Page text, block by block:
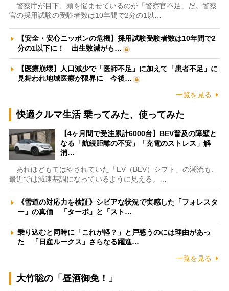
警察庁が目下、頭を悩ませているのが「警察官不足」だ。警察
官の採用試験の受験者数は10年間で2分の1以…
【安全・安心ニッポンの危機】採用試験受験者数は10年間で2
分の1以下に！ 出生数減がも…
【医療崩壊】人口減少で「医師不足」に加えて「患者不足」に
見舞われ地域医療が限界に 今後…
一覧を見る
快適クルマ生活 乗ってみた、使ってみた
【4ヶ月間で受注累計6000台】BEV普及の障壁と
なる「航続距離の不安」「充電のストレス」解
消…
あれほどもてはやされていた「EV（BEV）シフト」の潮流も、
最近では減速基調になっているように見える。…
《雪道の対応力を検証》シビアな状況で実感した「フォレスタ
ー」の真価 「ターボ」と「スト…
乗り込むと同時に「これが軽？」と戸惑うのには理由があっ
た 「日産ルークス」さらなる躍進…
一覧を見る
大竹聡の「昼酒御免！」